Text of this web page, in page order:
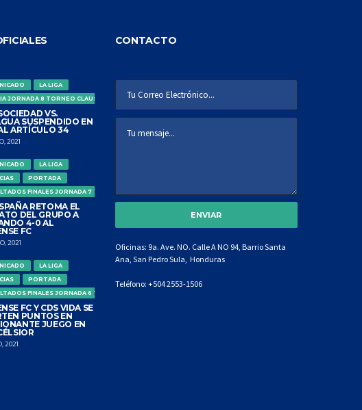
LA LIGA
JORNADA 8 TORNEO CLAUSURA
VS.
SUSPENDIDO EN
ARTÍCULO 34
2021
LA LIGA
PORTADA
FINALES JORNADA 7 TORNEO CLAUSURA
RETOMA EL
DEL GRUPO A
4-0 AL
FC
2021
LA LIGA
PORTADA
FINALES JORNADA 6 TORNEO CLAUSURA
FC Y CDS VIDA SE
PUNTOS EN
JUEGO EN
2021
CONTACTO
Oficinas: 9a. Ave. NO. Calle A NO 94, Barrio Santa
Ana, San Pedro Sula, Honduras
Teléfono: +504 2553-1506